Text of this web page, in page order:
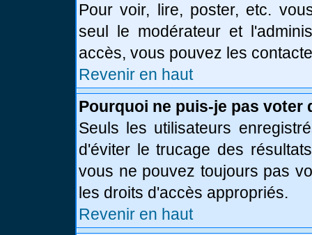
Pour voir, lire, poster, etc.
seul le modérateur et
accès, vous pouvez les
Revenir en haut
Pourquoi ne puis-je pas voter
Seuls les utilisateurs
d'éviter le trucage des
vous ne pouvez toujours pas
les droits d'accès appropriés.
Revenir en haut